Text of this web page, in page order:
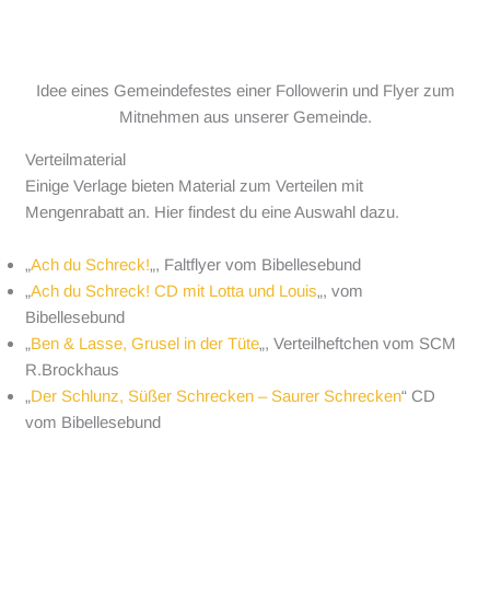
Idee eines Gemeindefestes einer Followerin und Flyer zum
Mitnehmen aus unserer Gemeinde.
Verteilmaterial
Einige Verlage bieten Material zum Verteilen mit
Mengenrabatt an. Hier findest du eine Auswahl dazu.
„Ach du Schreck!„, Faltflyer vom Bibellesebund
„Ach du Schreck! CD mit Lotta und Louis„, vom
Bibellesebund
„Ben & Lasse, Grusel in der Tüte„, Verteilheftchen vom SCM
R.Brockhaus
„Der Schlunz, Süßer Schrecken – Saurer Schrecken“ CD
vom Bibellesebund